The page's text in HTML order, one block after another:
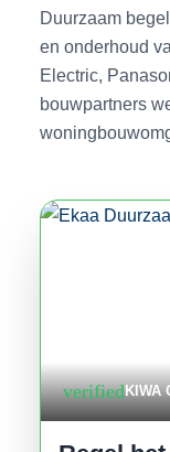
Duurzaam
en onderhoud
Electric,
bouwpartners
verifiedKIWA